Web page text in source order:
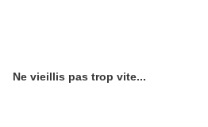
Ne vieillis pas trop vite...